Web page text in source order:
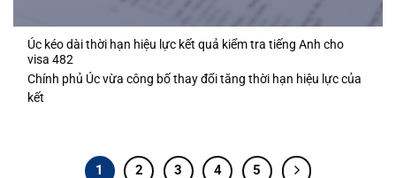
Úc kéo dài thời hạn hiệu lực kết quả kiểm tra tiếng Anh cho
visa 482
Chính phủ Úc vừa công bố thay đổi tăng thời hạn hiệu lực của
kết
1 2 3 4 5